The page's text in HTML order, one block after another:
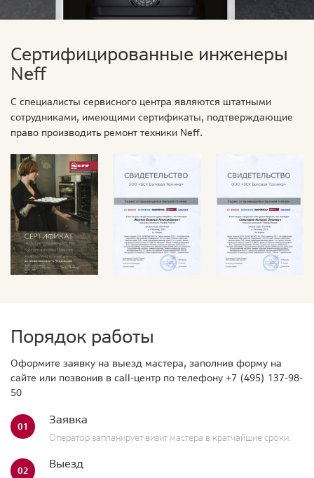
Сертифицированные инженеры
Neff
С специалисты сервисного центра являются штатными
сотрудниками, имеющими сертификаты, подтверждающие
право производить ремонт техники Neff.
Порядок работы
Оформите заявку на выезд мастера, заполнив форму на
сайте или позвонив в call-центр по телефону +7 (495) 137-98-
50
01 Заявка
Оператор запланирует визит мастера в кратчайшие сроки.
02 Выезд